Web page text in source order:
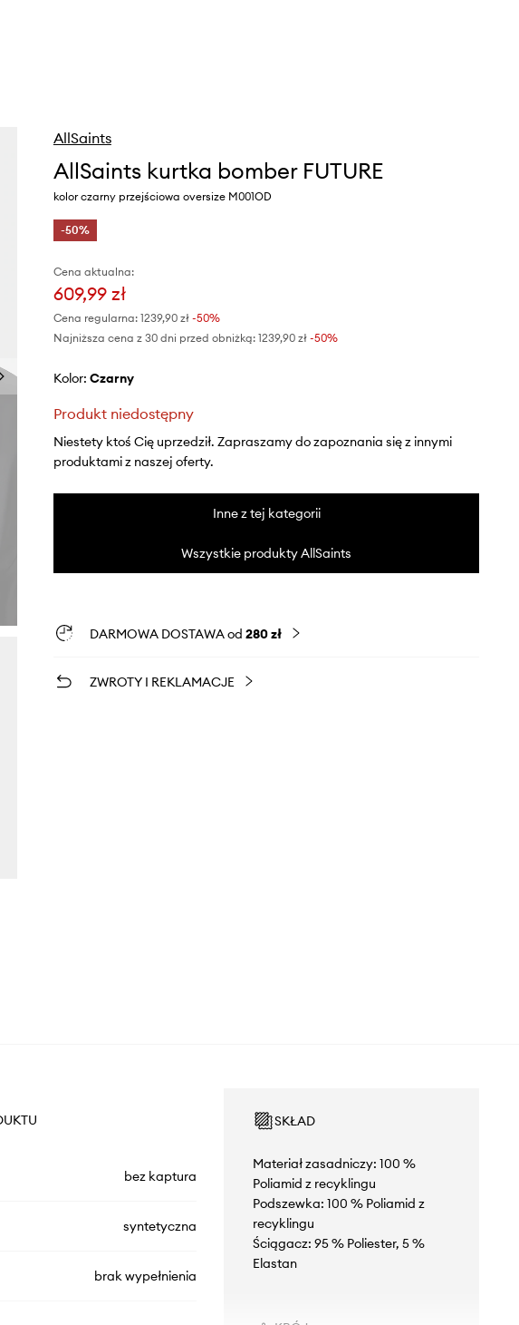
AllSaints
AllSaints kurtka bomber FUTURE
kolor czarny przejściowa oversize M001OD
-50%
Cena aktualna:
609,99 zł
Cena regularna: 1239,90 zł-50%
Najniższa cena z 30 dni przed obniżką: 1239,90 zł -50%
Kolor: czarny
Produkt niedostępny
Niestety ktoś Cię uprzedził. Zapraszamy do zapoznania się z innymi
produktami z naszej oferty.
Inne z tej kategorii
Wszystkie produkty AllSaints
DARMOWA DOSTAWA od 280 zł
ZWROTY I REKLAMACJE
bez kaptura
syntetyczna
brak wypełnienia
SKŁAD
Materiał zasadniczy: 100 %
Poliamid z recyklingu
Podszewka: 100 % Poliamid z
recyklingu
Ściągacz: 95 % Poliester, 5 %
Elastan